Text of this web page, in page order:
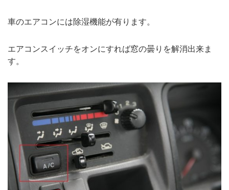
車のエアコンには除湿機能が有ります。
エアコンスイッチをオンにすれば窓の曇りを解消出来ま
す。